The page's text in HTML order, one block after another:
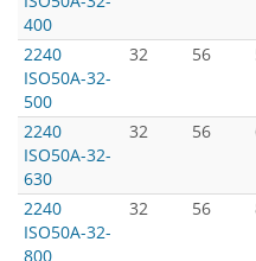
400
2240
ISO50A-32-
500
32 56
2240
ISO50A-32-
630
32 56
2240
ISO50A-32-
800
32 56